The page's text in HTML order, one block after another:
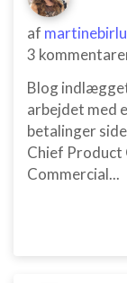
af
3
Blog
arbejdet med
betalinger
Chief Product
Commercial...